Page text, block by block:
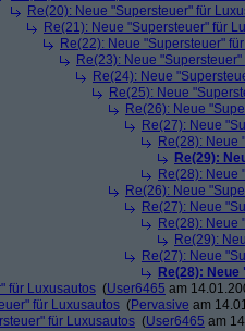
Re(20): Neue "Supersteuer" für
Re(21): Neue "Supersteuer" für
Re(22): Neue "Supersteuer"
Re(23): Neue
Re(24): Neue
Re(25): Neue
Re(26): Neue
Re(27): Neue
Re(28): Neue
Re(29):
Re(28): Neue
Re(26): Neue
Re(27): Neue
Re(28): Neue
Re(29):
Re(27): Neue
Re(28):
für Luxusautos (User6465 am
für Luxusautos (Pervasive am
für Luxusautos (User6465 am